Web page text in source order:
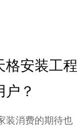
格安装工程
？
装消费的期待也